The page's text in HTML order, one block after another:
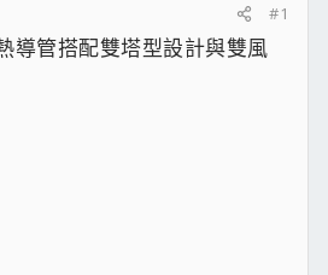
#1
導管搭配雙塔型設計與雙風